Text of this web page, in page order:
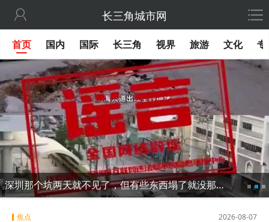
 长三角城市网
首页 国内 国际 长三角 视界 旅游 文化 专
深圳那个坑两天就不见了，但有些东西塌了就没那么容易修
2026-08-07
焦点